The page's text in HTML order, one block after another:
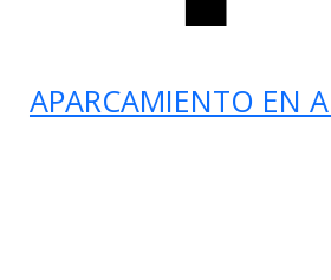
APARCAMIENTO EN